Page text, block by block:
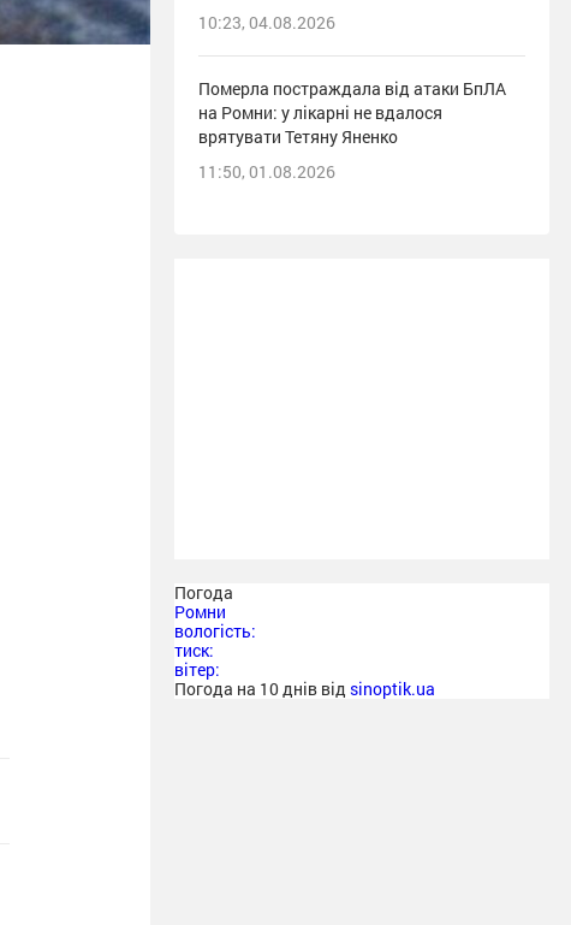
10:23, 04.08.2026
Померла постраждала від атаки БпЛА
на Ромни: у лікарні не вдалося
врятувати Тетяну Яненко
11:50, 01.08.2026
Погода
Ромни
вологість:
тиск:
вітер:
Погода на 10 днів від sinoptik.ua